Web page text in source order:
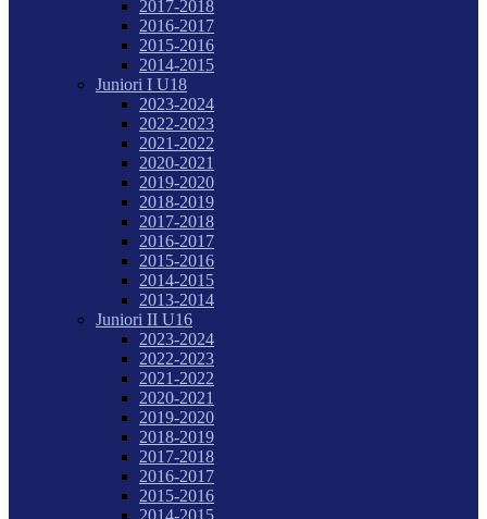
2017-2018
2016-2017
2015-2016
2014-2015
Juniori I U18
2023-2024
2022-2023
2021-2022
2020-2021
2019-2020
2018-2019
2017-2018
2016-2017
2015-2016
2014-2015
2013-2014
Juniori II U16
2023-2024
2022-2023
2021-2022
2020-2021
2019-2020
2018-2019
2017-2018
2016-2017
2015-2016
2014-2015